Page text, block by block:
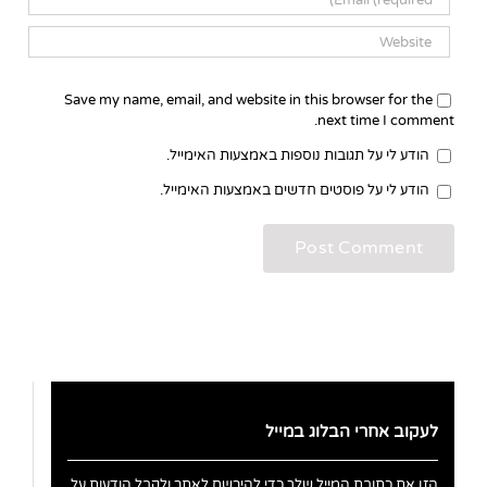
Save my name, email, and website in this browser for the
next time I comment.
הודע לי על תגובות נוספות באמצעות האימייל.
הודע לי על פוסטים חדשים באמצעות האימייל.
לעקוב אחרי הבלוג במייל